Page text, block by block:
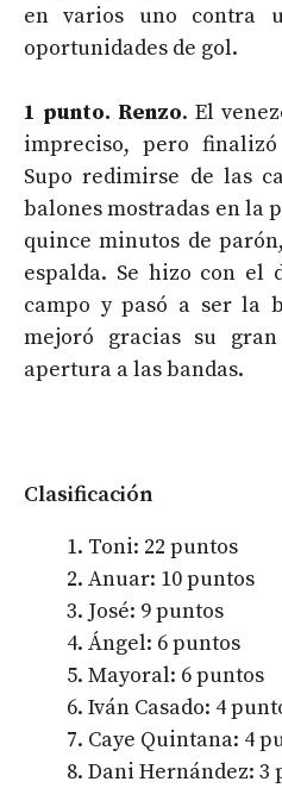
en varios uno contra
oportunidades de gol.
1 punto. Renzo. El
impreciso, pero
Supo redimirse de las
balones mostradas en la
quince minutos de
espalda. Se hizo con el
campo y pasó a ser la
mejoró gracias su
apertura a las bandas.
Clasificación
Toni: 22 puntos
Anuar: 10 puntos
José: 9 puntos
Ángel: 6 puntos
Mayoral: 6 puntos
Iván Casado: 4
Caye Quintana: 4
Dani Hernández: 3